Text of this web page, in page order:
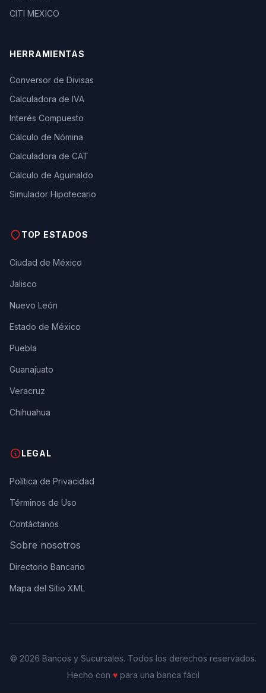
CITI MEXICO
HERRAMIENTAS
Conversor de Divisas
Calculadora de IVA
Interés Compuesto
Cálculo de Nómina
Calculadora de CAT
Cálculo de Aguinaldo
Simulador Hipotecario
TOP ESTADOS
Ciudad de México
Jalisco
Nuevo León
Estado de México
Puebla
Guanajuato
Veracruz
Chihuahua
LEGAL
Política de Privacidad
Términos de Uso
Contáctanos
Sobre nosotros
Directorio Bancario
Mapa del Sitio XML
© 2026 Bancos y Sucursales. Todos los derechos reservados.
Hecho con ♥para una banca fácil